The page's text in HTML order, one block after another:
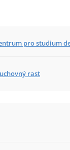
pro studium
rast